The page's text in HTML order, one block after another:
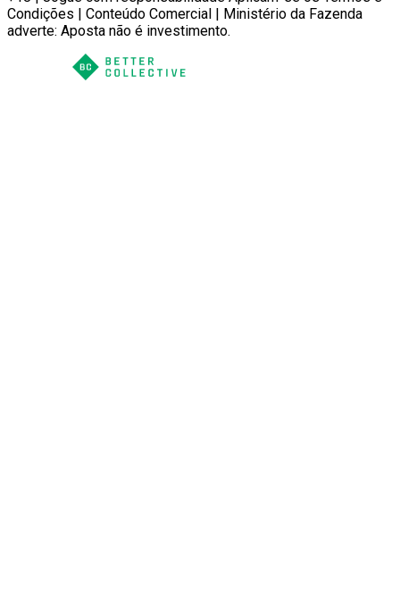
Condições | Conteúdo Comercial | Ministério da Fazenda
adverte: Aposta não é investimento.